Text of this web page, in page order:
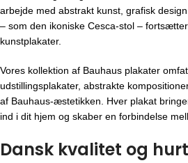
arbejde med abstrakt kunst, grafisk
– som den ikoniske Cesca-stol –
kunstplakater.
Vores kollektion af Bauhaus plakater
udstillingsplakater, abstrakte
af Bauhaus-æstetikken. Hver plakat
ind i dit hjem og skaber en forbindelse
Dansk kvalitet og